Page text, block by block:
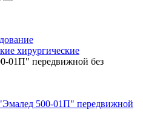
хирургические
01П" передвижной без